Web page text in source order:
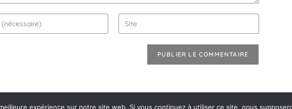
expérience sur notre site web. Si vous continuez à utiliser ce site, nous